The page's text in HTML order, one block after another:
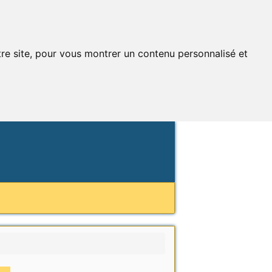
site, pour vous montrer un contenu personnalisé et